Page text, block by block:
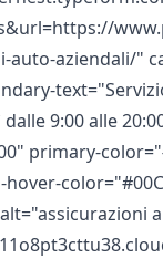
auto-aziendali/"
9:00 alle
primary-